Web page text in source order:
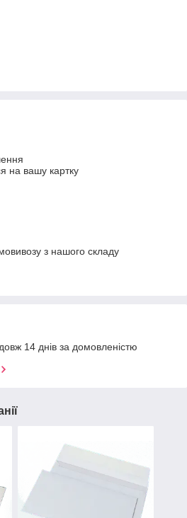
на вашу картку
з нашого складу
14 днів за домовленістю